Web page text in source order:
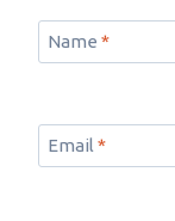
Name *
Email *